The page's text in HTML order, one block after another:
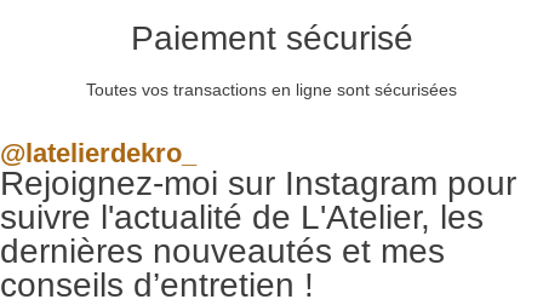
Paiement sécurisé
Toutes vos transactions en ligne sont sécurisées
@latelierdekro_
Rejoignez-moi sur Instagram pour
suivre l'actualité de L'Atelier, les
dernières nouveautés et mes
conseils d’entretien !